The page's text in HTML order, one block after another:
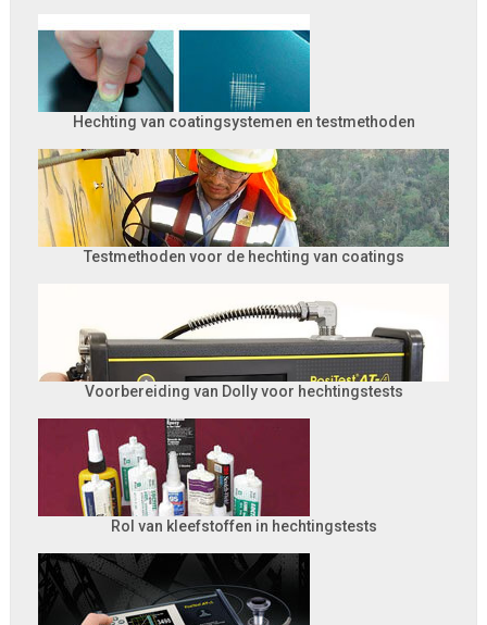
Hechting van coatingsystemen en testmethoden
Testmethoden voor de hechting van coatings
Voorbereiding van Dolly voor hechtingstests
Rol van kleefstoffen in hechtingstests